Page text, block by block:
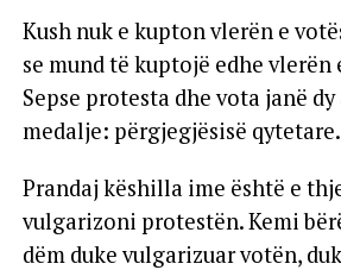
Kush nuk e kupton vlerën e
se mund të kuptojë edhe vlerën
Sepse protesta dhe vota janë
medalje: përgjegjësisë qytetare.
Prandaj këshilla ime është e
vulgarizoni protestën. Kemi
dëm duke vulgarizuar votën,